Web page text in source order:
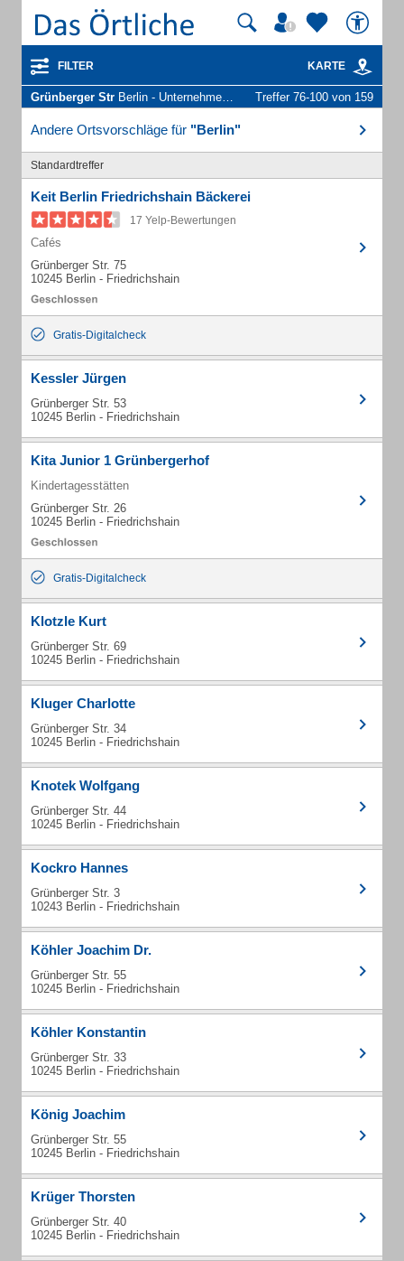
FILTER KARTE
Grünberger Str Berlin - Unternehmen und Personen Treffer 76-100 von 159
Andere Ortsvorschläge für "Berlin"
Standardtreffer
Keit Berlin Friedrichshain Bäckerei
17 Yelp-Bewertungen
Cafés
Grünberger Str. 75
10245 Berlin - Friedrichshain
Gratis-Digitalcheck
Kessler Jürgen
Grünberger Str. 53
10245 Berlin - Friedrichshain
Kita Junior 1 Grünbergerhof
Kindertagesstätten
Grünberger Str. 26
10245 Berlin - Friedrichshain
Gratis-Digitalcheck
Klotzle Kurt
Grünberger Str. 69
10245 Berlin - Friedrichshain
Kluger Charlotte
Grünberger Str. 34
10245 Berlin - Friedrichshain
Knotek Wolfgang
Grünberger Str. 44
10245 Berlin - Friedrichshain
Kockro Hannes
Grünberger Str. 3
10243 Berlin - Friedrichshain
Köhler Joachim Dr.
Grünberger Str. 55
10245 Berlin - Friedrichshain
Köhler Konstantin
Grünberger Str. 33
10245 Berlin - Friedrichshain
König Joachim
Grünberger Str. 55
10245 Berlin - Friedrichshain
Krüger Thorsten
Grünberger Str. 40
10245 Berlin - Friedrichshain